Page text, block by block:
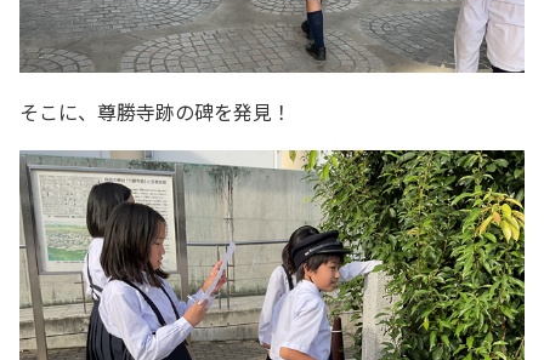
そこに、尊勝寺跡の碑を発見！